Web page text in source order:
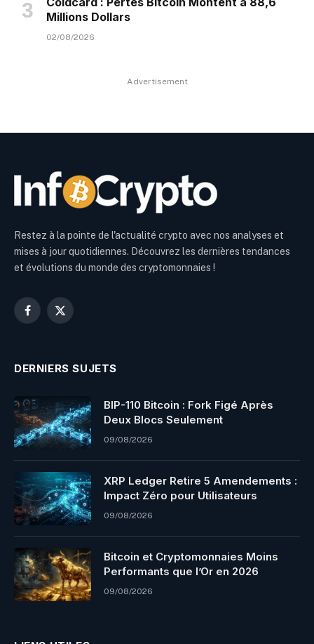
Millions Dollars
02/08/2026
Advertisement
Restez à la pointe de l'actualité crypto avec nos analyses et
mises à jour quotidiennes. Découvrez les dernières tendances
et évolutions du monde des cryptomonnaies !
Facebook
X
DERNIERS SUJETS
BIP-110 Bitcoin : Fork Figé Après
Deux Blocs Seulement
09/08/2026
XRP Ledger Retire 5 Amendements :
Impact Zéro pour Utilisateurs
09/08/2026
Bitcoin et Cryptomonnaies Moins
Performants que l’Or en 2026
09/08/2026